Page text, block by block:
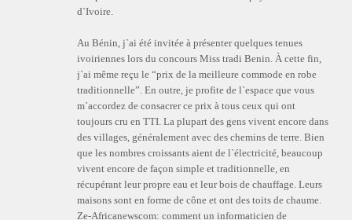
d`Ivoire.
Au Bénin, j`ai été invitée à présenter quelques tenues
ivoiriennes lors du concours Miss tradi Benin. À cette fin,
j`ai même reçu le “prix de la meilleure commode en robe
traditionnelle”. En outre, je profite de l`espace que vous
m`accordez de consacrer ce prix à tous ceux qui ont
toujours cru en TTI. La plupart des gens vivent encore dans
des villages, généralement avec des chemins de terre. Bien
que les nombres croissants aient de l`électricité, beaucoup
vivent encore de façon simple et traditionnelle, en
récupérant leur propre eau et leur bois de chauffage. Leurs
maisons sont en forme de cône et ont des toits de chaume.
Ze-Africanewscom: comment un informaticien de